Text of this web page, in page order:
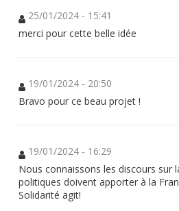
25/01/2024 - 15:41
merci pour cette belle idée
19/01/2024 - 20:50
Bravo pour ce beau projet !
19/01/2024 - 16:29
Nous connaissons les discours sur
politiques doivent apporter à la
Solidarité agit!